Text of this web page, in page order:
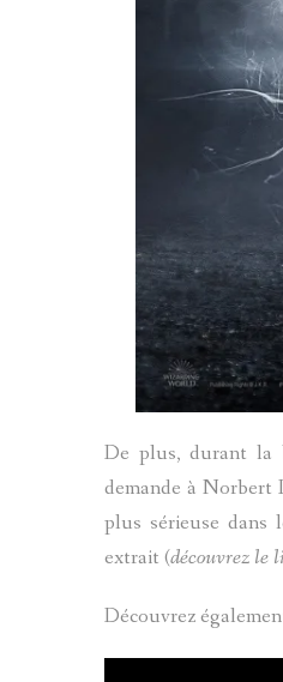
De plus, durant la
demande à Norbert
plus sérieuse dans
extrait (découvrez le
Découvrez